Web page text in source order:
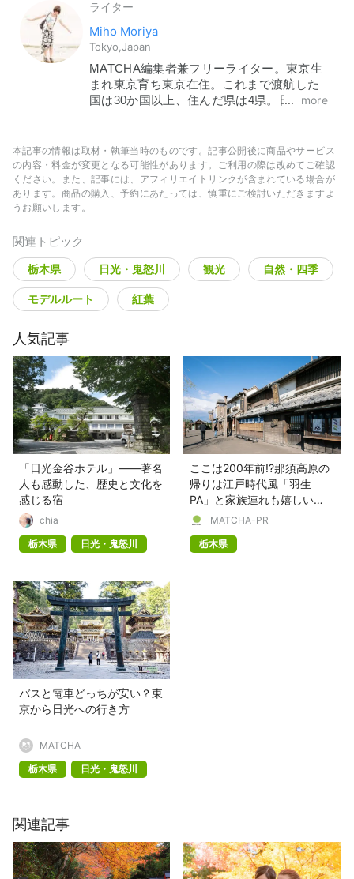
ライター
Miho Moriya
Tokyo,Japan
MATCHA編集者兼フリーライター。東京生
まれ東京育ち東京在住。これまで渡航した
国は30か国以上、住んだ県は4県。日本旅行
はもうすぐ全都道府県を制覇！「読んだか
ることを目指して記事を作っています。森
とお寺とラクダが好きです。
more
本記事の情報は取材・執筆当時のものです。記事公開後に商品やサービス
の内容・料金が変更となる可能性があります。ご利用の際は改めてご確認
ください。また、記事には、アフィリエイトリンクが含まれている場合が
あります。商品の購入、予約にあたっては、慎重にご検討いただきますよ
うお願いします。
関連トピック
栃木県 日光・鬼怒川 観光 自然・四季
モデルルート 紅葉
人気記事
「日光金谷ホテル」——著名
人も感動した、歴史と文化を
感じる宿
chia
栃木県
日光・鬼怒川
ここは200年前!?那須高原の
帰りは江戸時代風「羽生
PA」と家族連れも嬉しい
「蓮田SA」へ
MATCHA-PR
栃木県
バスと電車どっちが安い？東
京から日光への行き方
MATCHA
栃木県
日光・鬼怒川
関連記事